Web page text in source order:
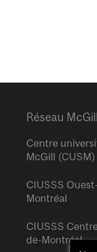
Réseau McGill
Centre
McGill (CUSM)
CIUSSS
Montréal
CIUSSS
de-Montréal